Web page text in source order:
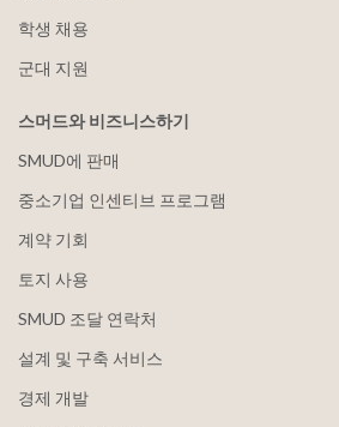
학생 채용
군대 지원
스머드와 비즈니스하기
SMUD에 판매
중소기업 인센티브 프로그램
계약 기회
토지 사용
SMUD 조달 연락처
설계 및 구축 서비스
경제 개발